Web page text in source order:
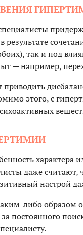
результате
так и под
— например,
этого, с
даже считают,
настрой
либо образом
постоянного